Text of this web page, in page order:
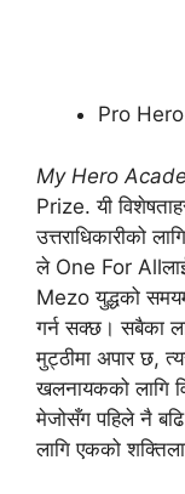
Pro
My Hero
Prize. यी
उत्तराधिकारीको
ले One For Allलाई
Mezo युद्धको
गर्न सक्छ। सबैका
मुट्ठीमा अपार छ,
खलनायकको लागि
मेजोसँग पहिले नै
लागि एकको